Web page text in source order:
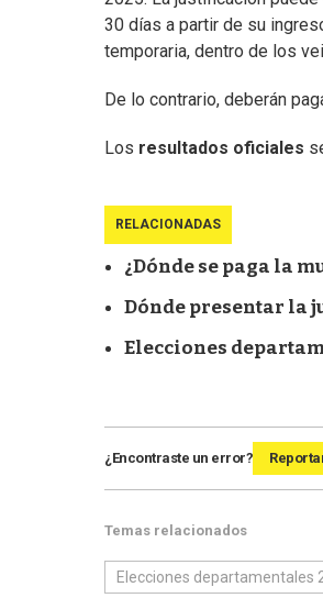
30 días a partir de su
temporaria, dentro de los
De lo contrario, deberán
Los resultados oficiales
RELACIONADAS
¿Dónde se paga la
Dónde presentar la
Elecciones
¿Encontraste un error?
Temas relacionados
Elecciones departamentales